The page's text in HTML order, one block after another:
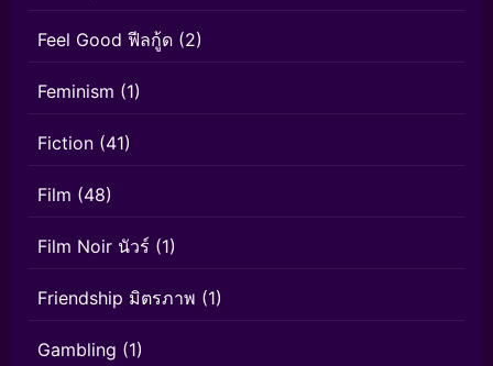
Feel Good ฟีลกู้ด (2)
Feminism (1)
Fiction (41)
Film (48)
Film Noir นัวร์ (1)
Friendship มิตรภาพ (1)
Gambling (1)